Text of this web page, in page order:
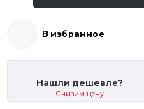
В избранное
Нашли дешевле?
Снизим цену